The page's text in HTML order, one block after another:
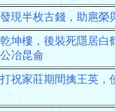
現半枚古錢，助扈榮
坤樓，後裝死隱居
冶昆侖
祝家莊期間擒王英